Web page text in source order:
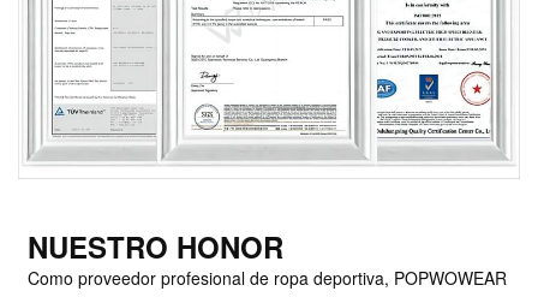
NUESTRO HONOR
Como proveedor profesional de ropa deportiva, POPWOWEAR